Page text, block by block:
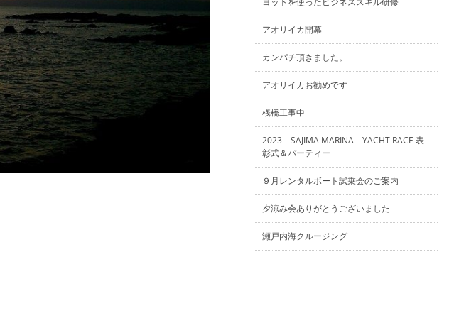
アオリイカ開幕
カンパチ頂きました。
アオリイカお勧めです
桟橋工事中
2023 SAJIMA MARINA YACHT RACE 表
彰式＆パーティー
９月レンタルボート試乗会のご案内
夕涼み会ありがとうございました
瀬戸内海クルージング